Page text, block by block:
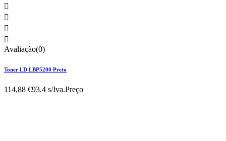




Avaliação(0)
Toner LD LBP5200 Preto
114,88 €93.4 s/Iva.Preço